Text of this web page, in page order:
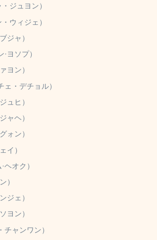
ジュヨン）
ウィジェ）
ジャ）
ヨソプ）
ヨン）
ェ・デチョル）
ュヒ）
ャヘ）
ォン）
イ）
オク）
）
ジェ）
ヨン）
ャンワン）